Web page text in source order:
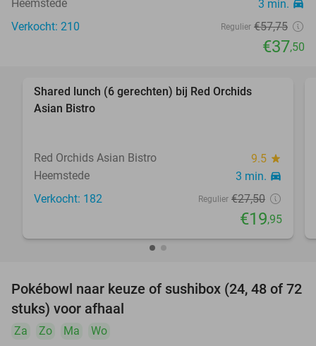
Heemstede 3 min. directions_car
Verkocht: 210 Regulier €57,75
€37,50
Shared lunch (6 gerechten) bij Red Orchids
Asian Bistro
Red Orchids Asian Bistro 9.5 star
Heemstede 3 min. directions_car
Verkocht: 182 Regulier €27,50
€19,95
28%
Pokébowl naar keuze of sushibox (24, 48 of 72
stuks) voor afhaal
Za Zo Ma
Wo